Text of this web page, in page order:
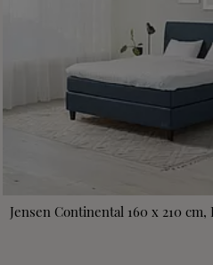
Jensen Continental 160 x 210 cm,